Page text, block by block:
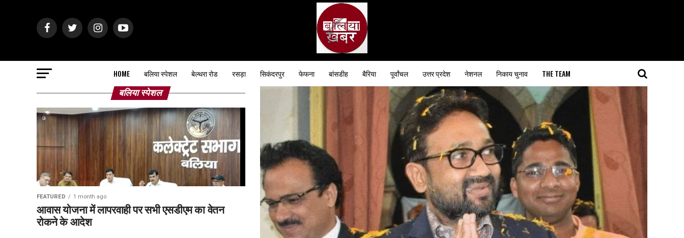
HOME बलिया स्पेशल बेल्थरा रोड रसड़ा सिकंदरपुर फेफना बांसडीह बैरिया पूर्वांचल उत्तर प्रदेश नेशनल निकाय चुनाव THE TEAM
बलिया स्पेशल
FEATURED 1 month ago
आवास योजना में लापरवाही पर सभी एसडीएम का वेतन
रोकने के आदेश